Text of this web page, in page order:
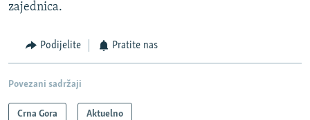
zajednica.
Podijelite Pratite nas
Povezani sadržaji
Crna Gora Aktuelno